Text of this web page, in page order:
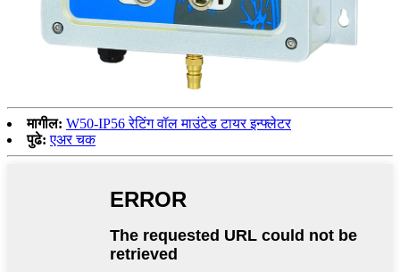
मागील: W50-IP56 रेटिंग वॉल माउंटेड टायर इन्फ्लेटर
पुढे: एअर चक